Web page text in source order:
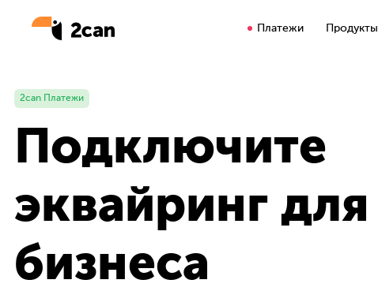
Платежи Продукты
2can Платежи
Подключите
эквайринг для
бизнеса